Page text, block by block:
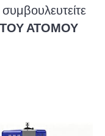
ΑΤΟΜΟΥ